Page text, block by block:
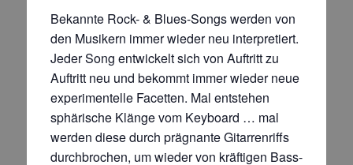
Bekannte Rock- & Blues-Songs werden von
den Musikern immer wieder neu interpretiert.
Jeder Song entwickelt sich von Auftritt zu
Auftritt neu und bekommt immer wieder neue
experimentelle Facetten. Mal entstehen
sphärische Klänge vom Keyboard … mal
werden diese durch prägnante Gitarrenriffs
durchbrochen, um wieder von kräftigen Bass-